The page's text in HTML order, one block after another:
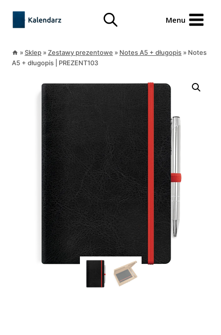
treści
treści
Menu
»Sklep »Zestawy prezentowe » Notes A5 + długopis » Notes
A5 + długopis | PREZENT103